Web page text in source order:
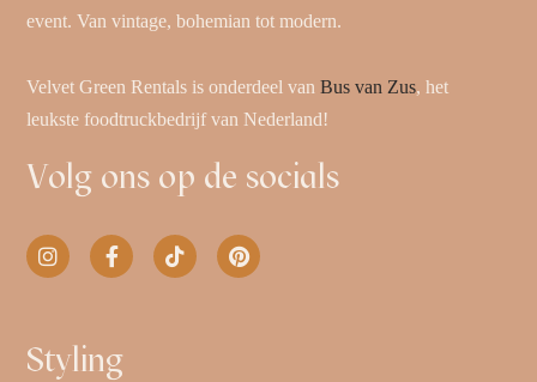
event. Van vintage, bohemian tot modern.
Velvet Green Rentals is onderdeel vanBus van Zus, het
leukste foodtruckbedrijf van Nederland!
Volg ons op de socials
Styling